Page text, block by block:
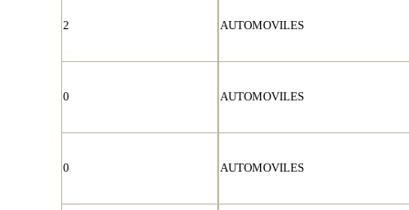
2 AUTOMOVILES
0 AUTOMOVILES
0 AUTOMOVILES